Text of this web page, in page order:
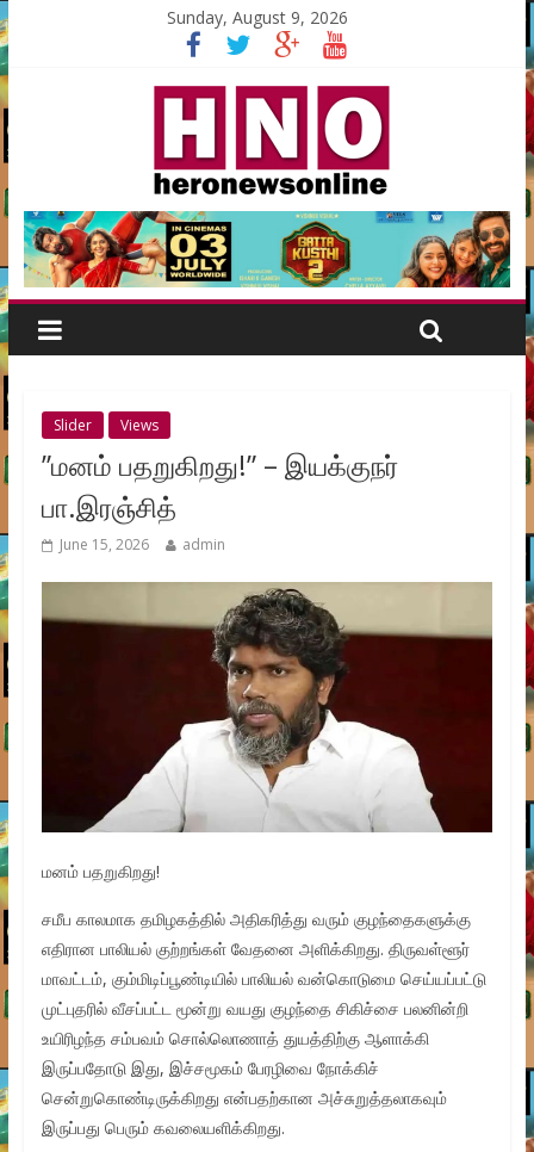
Sunday, August 9, 2026
Slider Views
”மனம் பதறுகிறது!” – இயக்குநர்
பா.இரஞ்சித்
June 15, 2026 admin
மனம் பதறுகிறது!
சமீப காலமாக தமிழகத்தில் அதிகரித்து வரும் குழந்தைகளுக்கு
எதிரான பாலியல் குற்றங்கள் வேதனை அளிக்கிறது. திருவள்ளூர்
மாவட்டம், கும்மிடிப்பூண்டியில் பாலியல் வன்கொடுமை செய்யப்பட்டு
முட்புதரில் வீசப்பட்ட மூன்று வயது குழந்தை சிகிச்சை பலனின்றி
உயிரிழந்த சம்பவம் சொல்லொணாத் துயத்திற்கு ஆளாக்கி
இருப்பதோடு இது, இச்சமூகம் பேரழிவை நோக்கிச்
சென்றுகொண்டிருக்கிறது என்பதற்கான அச்சுறுத்தலாகவும்
இருப்பது பெரும் கவலையளிக்கிறது.